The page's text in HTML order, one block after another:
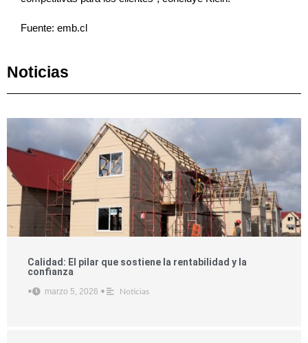
Fuente: emb.cl
Noticias
Calidad: El pilar que sostiene la rentabilidad y la
confianza
• marzo 5, 2026 • Noticias